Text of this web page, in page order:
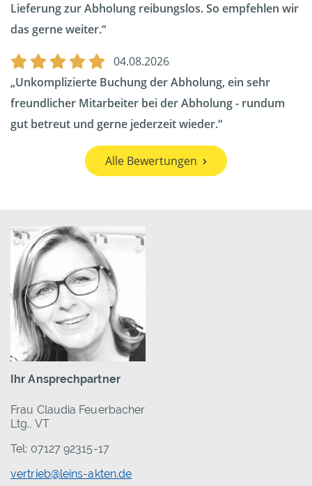
Lieferung zur Abholung reibungslos. So empfehlen wir
das gerne weiter.
04.08.2026
Unkomplizierte Buchung der Abholung, ein sehr
freundlicher Mitarbeiter bei der Abholung - rundum
gut betreut und gerne jederzeit wieder.
Alle Bewertungen
Ihr Ansprechpartner
Frau Claudia Feuerbacher
Ltg., VT
Tel: 07127 92315-17
vertrieb@leins-akten.de